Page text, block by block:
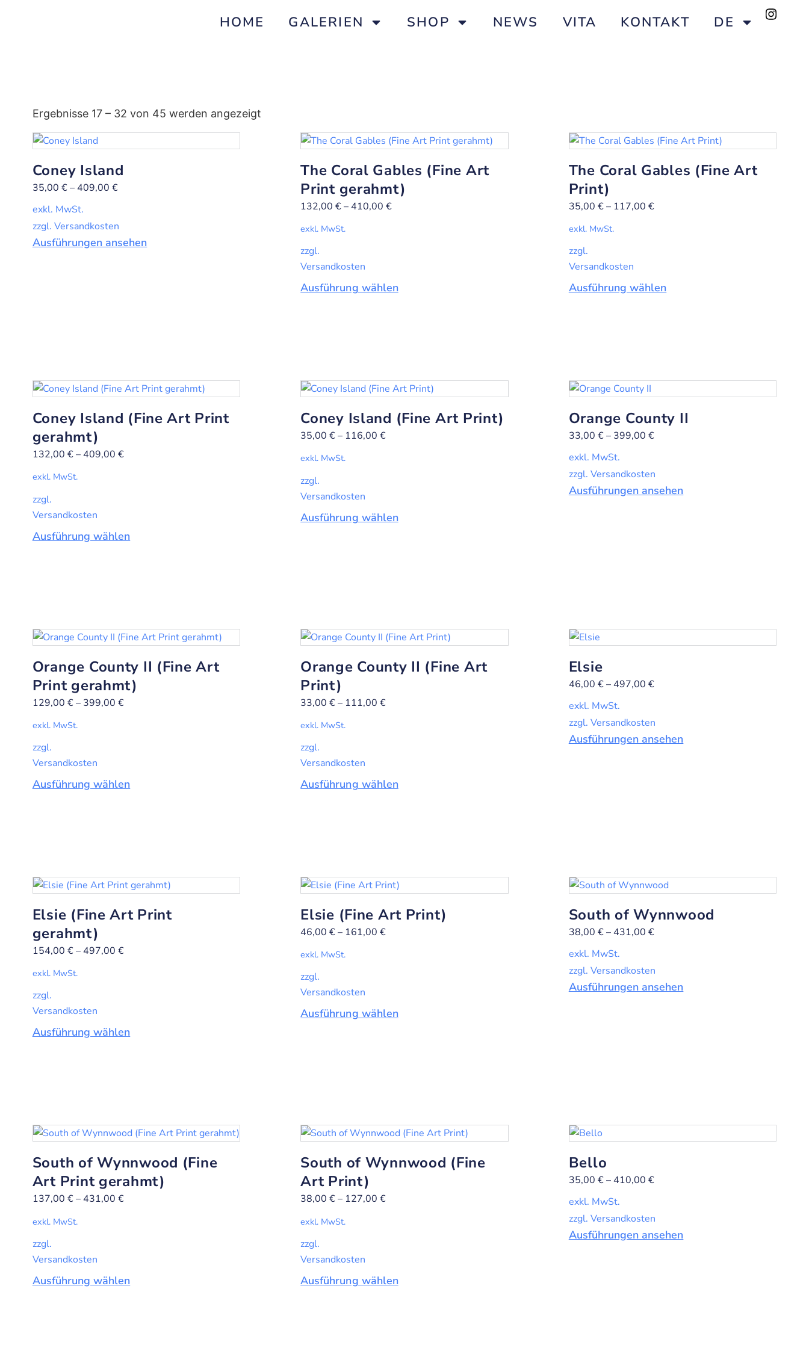
HOME GALERIEN SHOP NEWS VITA KONTAKT DE
Ergebnisse 17 – 32 von 45 werden angezeigt
Coney Island
35,00 €– 409,00 €
exkl. MwSt.
zzgl. Versandkosten
Ausführungen ansehen
The Coral Gables (Fine Art
Print gerahmt)
132,00€– 410,00€
exkl. MwSt.
zzgl.
Versandkosten
Ausführung wählen
The Coral Gables (Fine Art
Print)
35,00 €– 117,00 €
exkl. MwSt.
zzgl.
Versandkosten
Ausführung wählen
Coney Island (Fine Art Print
gerahmt)
132,00 €– 409,00 €
exkl. MwSt.
zzgl.
Versandkosten
Ausführung wählen
Coney Island (Fine Art Print)
35,00€– 116,00€
exkl. MwSt.
zzgl.
Versandkosten
Ausführung wählen
Orange County II
33,00 €– 399,00 €
exkl. MwSt.
zzgl. Versandkosten
Ausführungen ansehen
Orange County II (Fine Art
Print gerahmt)
129,00 €– 399,00 €
exkl. MwSt.
zzgl.
Versandkosten
Ausführung wählen
Orange County II (Fine Art
Print)
33,00€– 111,00€
exkl. MwSt.
zzgl.
Versandkosten
Ausführung wählen
Elsie
46,00 €– 497,00 €
exkl. MwSt.
zzgl. Versandkosten
Ausführungen ansehen
Elsie (Fine Art Print
gerahmt)
154,00 €– 497,00 €
exkl. MwSt.
zzgl.
Versandkosten
Ausführung wählen
Elsie (Fine Art Print)
46,00€– 161,00€
exkl. MwSt.
zzgl.
Versandkosten
Ausführung wählen
South of Wynnwood
38,00 €– 431,00 €
exkl. MwSt.
zzgl. Versandkosten
Ausführungen ansehen
South of Wynnwood (Fine
Art Print gerahmt)
137,00 €– 431,00 €
exkl. MwSt.
zzgl.
Versandkosten
Ausführung wählen
South of Wynnwood (Fine
Art Print)
38,00€– 127,00€
exkl. MwSt.
zzgl.
Versandkosten
Ausführung wählen
Bello
35,00 €– 410,00 €
exkl. MwSt.
zzgl. Versandkosten
Ausführungen ansehen